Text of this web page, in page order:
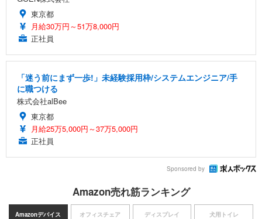
東京都
月給30万円～51万8,000円
正社員
「迷う前にまず一歩!」未経験採用枠/システムエンジニア/手
に職つける
株式会社alBee
東京都
月給25万5,000円～37万5,000円
正社員
Sponsored by
Amazon売れ筋ランキング
Amazonデバイス オフィスチェア ディスプレイ 犬用トイレ